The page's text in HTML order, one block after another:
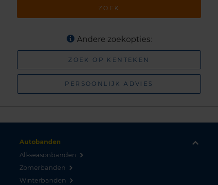
ZOEK
Andere zoekopties:
ZOEK OP KENTEKEN
PERSOONLIJK ADVIES
Autobanden
All-seasonbanden
Zomerbanden
Winterbanden